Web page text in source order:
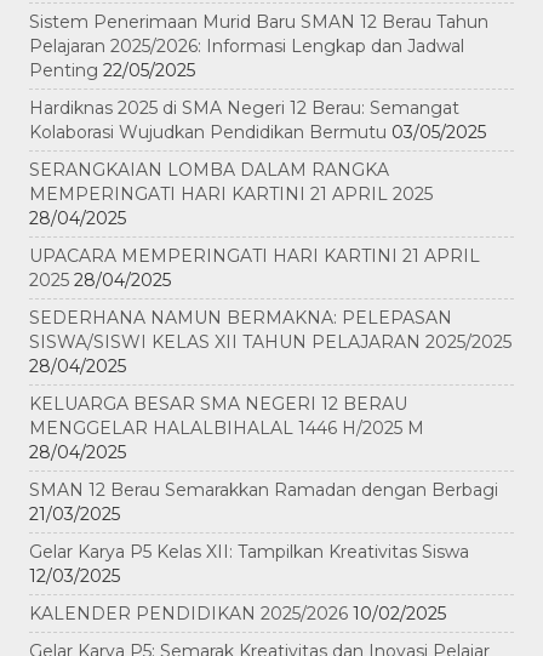
Sistem Penerimaan Murid Baru SMAN 12 Berau Tahun
Pelajaran 2025/2026: Informasi Lengkap dan Jadwal
Penting 22/05/2025
Hardiknas 2025 di SMA Negeri 12 Berau: Semangat
Kolaborasi Wujudkan Pendidikan Bermutu 03/05/2025
SERANGKAIAN LOMBA DALAM RANGKA
MEMPERINGATI HARI KARTINI 21 APRIL 2025
28/04/2025
UPACARA MEMPERINGATI HARI KARTINI 21 APRIL
2025 28/04/2025
SEDERHANA NAMUN BERMAKNA: PELEPASAN
SISWA/SISWI KELAS XII TAHUN PELAJARAN 2025/2025
28/04/2025
KELUARGA BESAR SMA NEGERI 12 BERAU
MENGGELAR HALALBIHALAL 1446 H/2025 M
28/04/2025
SMAN 12 Berau Semarakkan Ramadan dengan Berbagi
21/03/2025
Gelar Karya P5 Kelas XII: Tampilkan Kreativitas Siswa
12/03/2025
KALENDER PENDIDIKAN 2025/2026 10/02/2025
Gelar Karya P5: Semarak Kreativitas dan Inovasi Pelajar